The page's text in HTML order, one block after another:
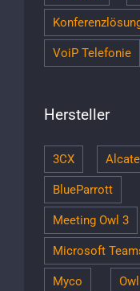
VoiP Telefonie
Hersteller
3CX
BlueParrott
Meeting Owl 3
Microsoft
Myco